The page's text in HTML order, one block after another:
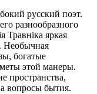
русский поэт.
разнообразного
Травнiка яркая
Необычная
богатые
этой манеры.
пространства,
вопросы бытия.